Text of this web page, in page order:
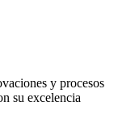
y procesos
su excelencia